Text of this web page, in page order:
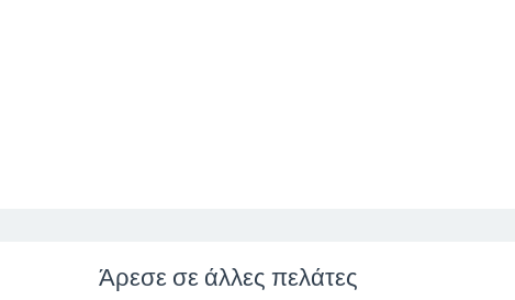
Άρεσε σε άλλες πελάτες